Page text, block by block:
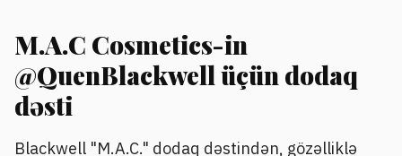
M.A.C Cosmetics-in
@QuenBlackwell üçün dodaq
dəsti
Blackwell "M.A.C." dodaq dəstindən, gözəlliklə